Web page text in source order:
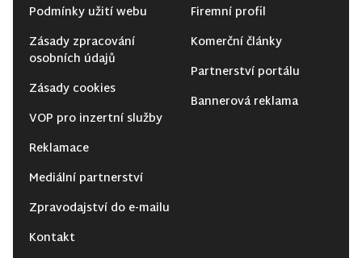
Podmínky užití webu
Zásady zpracování
osobních údajů
Zásady cookies
VOP pro inzertní služby
Reklamace
Mediální partnerství
Zpravodajství do e-mailu
Kontakt
Firemní profil
Komerční články
Partnerství portálu
Bannerová reklama